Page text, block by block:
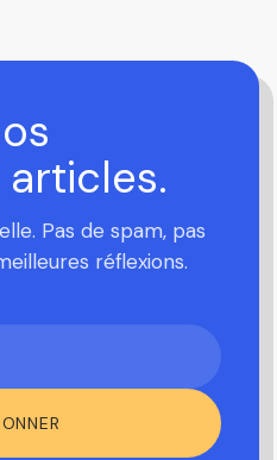
Pas de spam, pas
réflexions.